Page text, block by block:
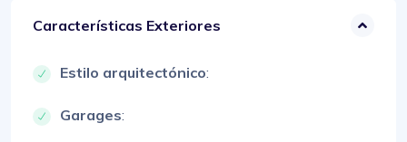
Características Exteriores
Estilo arquitectónico:
Garages: